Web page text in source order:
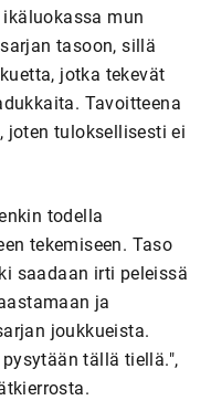
mun
tasoon, sillä
jotka tekevät
Tavoitteena
joten tuloksellisesti ei
todella
tekemiseen. Taso
saadaan irti peleissä
ja
joukkueista.
tällä tiellä.",